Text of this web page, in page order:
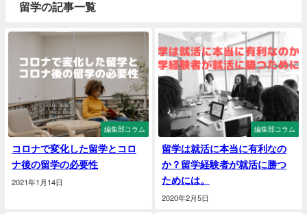
留学の記事一覧
編集部コラム
コロナで変化した留学とコロ
ナ後の留学の必要性
2021年1月14日
編集部コラム
留学は就活に本当に有利なの
か？留学経験者が就活に勝つ
ためには。
2020年2月5日